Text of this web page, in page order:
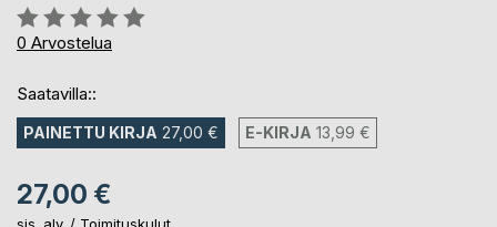
Arvostelu::
0%
0 Arvostelua
Saatavilla::
PAINETTU KIRJA 27,00 € E-KIRJA 13,99 €
27,00 €
sis. alv. / Toimituskulut